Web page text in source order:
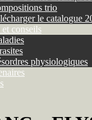
trio
le catalogue
conseils
physiologiques